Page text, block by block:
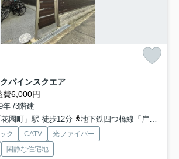
パインスクエア
費6,000円
年 /3階建
園町」駅 徒歩12分
地下鉄四つ橋線「岸里」駅 徒歩16分
ク CATV
光ファイバー
閑静な住宅地